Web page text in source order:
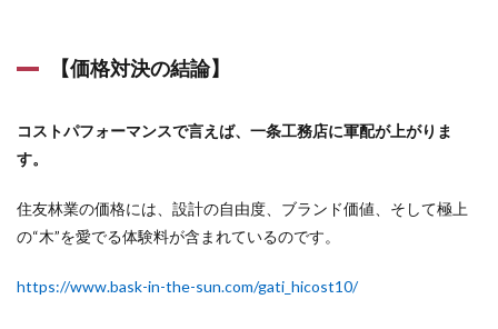
【価格対決の結論】
コストパフォーマンスで言えば、一条工務店に軍配が上がりま
す。
住友林業の価格には、設計の自由度、ブランド価値、そして極上
の“木”を愛でる体験料が含まれているのです。
https://www.bask-in-the-sun.com/gati_hicost10/